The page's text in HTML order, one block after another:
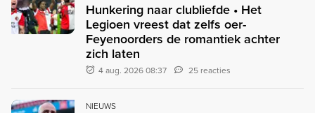
Hunkering naar clubliefde • Het
Legioen vreest dat zelfs oer-
Feyenoorders de romantiek achter
zich laten
4 aug. 2026 08:37 25 reacties
NIEUWS